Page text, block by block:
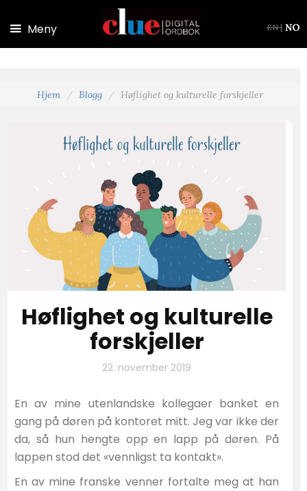
Meny EN| NO
Hjem Blogg Høflighet og kulturelle forskjeller
Høflighet og kulturelle
forskjeller
22. november 2019
En av mine utenlandske kollegaer banket en
gang på døren på kontoret mitt. Jeg var ikke der
da, så hun hengte opp en lapp på døren. På
lappen stod det «vennligst ta kontakt».
En av mine franske venner fortalte meg at han